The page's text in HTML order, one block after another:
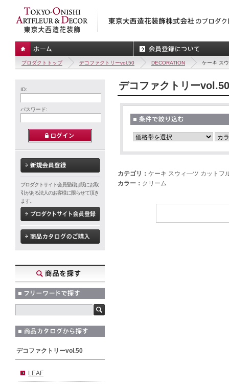
プロダクトトップ デコファクトリーvol.50 DECORATION ケーキ ス
ID:
パスワード:
プロダクトサイト会員登録は既にお取
引がある法人のお客様に限らせて頂き
ます。
デコファクトリーvol.50
LEAF
デコファクトリーvol.50
カテゴリ： ケーキ スウィ―ツ カットフ
カラー： クリーム